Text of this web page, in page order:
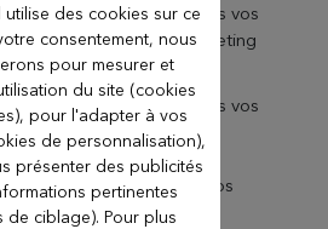
à ce que nous traitions vos
à des fins de marketing
à ce que nous traitions vos
pour les intérêts
(tels qu’améliorer
des utilisateurs sur nos
ou
utilise des cookies sur ce
consentement, nous
pour mesurer et
du site (cookies
pour l'adapter à vos
de personnalisation),
présenter des publicités
pertinentes
de ciblage). Pour plus